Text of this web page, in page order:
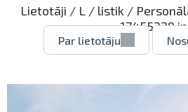
Lietotāji / L / listik /
Par lietotāju